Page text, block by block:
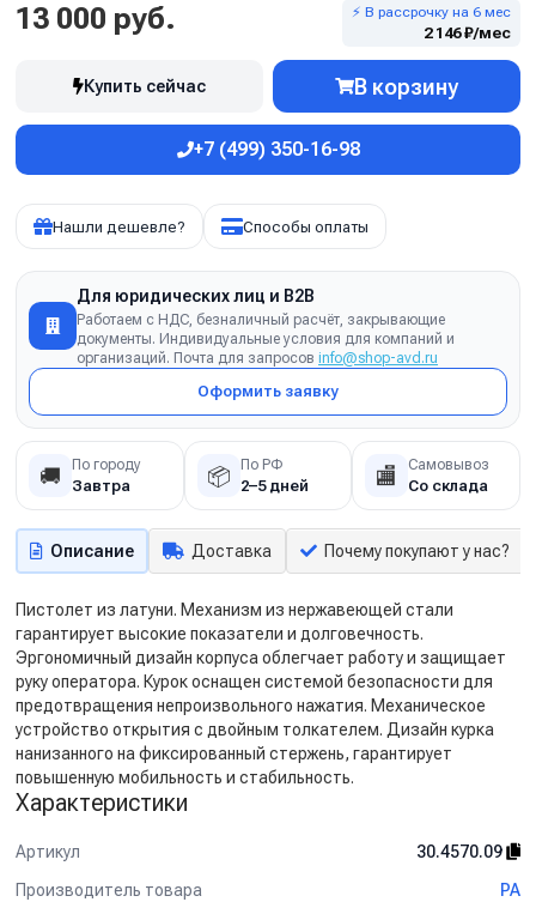
13 000 руб. ⚡ В рассрочку на 6 мес
2 146 ₽/мес
Купить сейчас В корзину
+7 (499) 350-16-98
Нашли дешевле? Способы оплаты
Для юридических лиц и B2B
Работаем с НДС, безналичный расчёт, закрывающие
документы. Индивидуальные условия для компаний и
организаций. Почта для запросов info@shop-avd.ru
Оформить заявку
🚚 По городу
Завтра 📦 По РФ
2–5 дней 🏬 Самовывоз
Со склада
Описание Доставка Почему покупают у нас?
Пистолет из латуни. Механизм из нержавеющей стали
гарантирует высокие показатели и долговечность.
Эргономичный дизайн корпуса облегчает работу и защищает
руку оператора. Курок оснащен системой безопасности для
предотвращения непроизвольного нажатия. Механическое
устройство открытия с двойным толкателем. Дизайн курка
нанизанного на фиксированный стержень, гарантирует
повышенную мобильность и стабильность.
Характеристики
Артикул
30.4570.09
Производитель товара
PA